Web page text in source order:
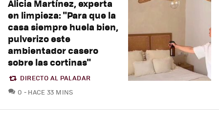
Alicia Martínez, experta
en limpieza: "Para que la
casa siempre huela bien,
pulverizo este
ambientador casero
sobre las cortinas"
DIRECTO AL PALADAR
0 COMENTARIOS
HACE 33 MINS